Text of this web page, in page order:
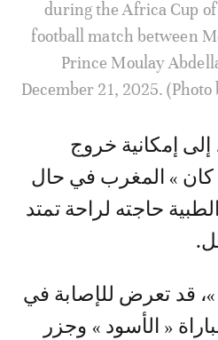
during the Africa Cup
football match between
Prince Moulay
December 21, 2025. (Photo
إمكانية خروج
» المغرب في حال
حاجته لراحة تمتد
قد تعرض للإصابة في
« الأسود » وجزر